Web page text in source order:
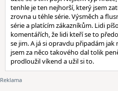
tenhle je ten nejhorší, který jsem
zrovna u téhle série. Výsměch a
série a platícím zákazníkům. Lidi
komentářích, že lidi kteří se to
se jim. A já si opravdu připadám
jsem za něco takového dal tolik
prodloužil víkend a užil si to.